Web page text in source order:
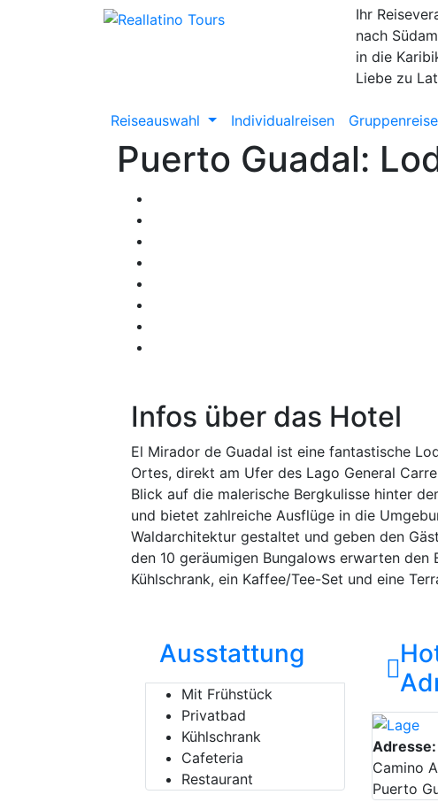
Ihr
nach
in die
Liebe zu
Reiseauswahl Individualreisen
Puerto Guadal:
Infos über das Hotel
El Mirador de Guadal ist eine fantastische
Ortes, direkt am Ufer des Lago General
Blick auf die malerische Bergkulisse hinter
und bietet zahlreiche Ausflüge in die
Waldarchitektur gestaltet und geben den
den 10 geräumigen Bungalows erwarten den
Kühlschrank, ein Kaffee/Tee-Set und eine
Ausstattung
Mit Frühstück
Privatbad
Kühlschrank
Cafeteria
Restaurant
Adresse:
Camino
Puerto